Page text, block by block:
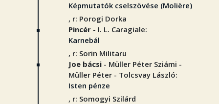
Képmutatók cselszövése (Molière)
, r: Porogi Dorka
Pincér - I. L. Caragiale:
Karnebál
, r: Sorin Militaru
Joe bácsi - Müller Péter Sziámi -
Müller Péter - Tolcsvay László:
Isten pénze
, r: Somogyi Szilárd